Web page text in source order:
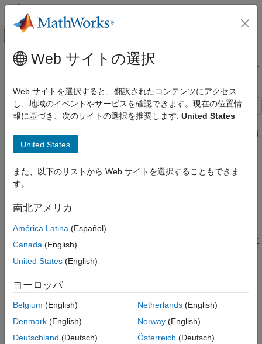
コンテンツへスキップ
オフキャンバス ナビゲーション メ
ドキュメンテーションのホーム
ソフトウェア開発
ソース管理
リモートへの Git リポジトリの共有
リモートの追加
ヒント:
メインコンテンツ
リモートへの Git リポジトリの共有
ステップ 3 - 3: MATLAB での Git を使用したローカルでの作業追
跡
1
2
3
この例では、ローカル Git™ リポジトリをリモート リポジトリに
ドします。
の作業を他のユーザーに共有する準備が整いました。Git リポジ
トリをまだ初期化していない場合は、MATLAB でのローカル Git
Web サイトの選択
Web サイトを選択すると、翻訳されたコンテンツにアクセス
し、地域のイベントやサービスを確認できます。現在の位置情
報に基づき、次のサイトの選択を推奨します: United States
United States
また、以下のリストから Web サイトを選択することもできま
す。
南北アメリカ
América Latina (Español)
Canada (English)
United States (English)
ヨーロッパ
Belgium (English)
Denmark (English)
Deutschland (Deutsch)
Netherlands(English)
Norway(English)
Österreich (Deutsch)